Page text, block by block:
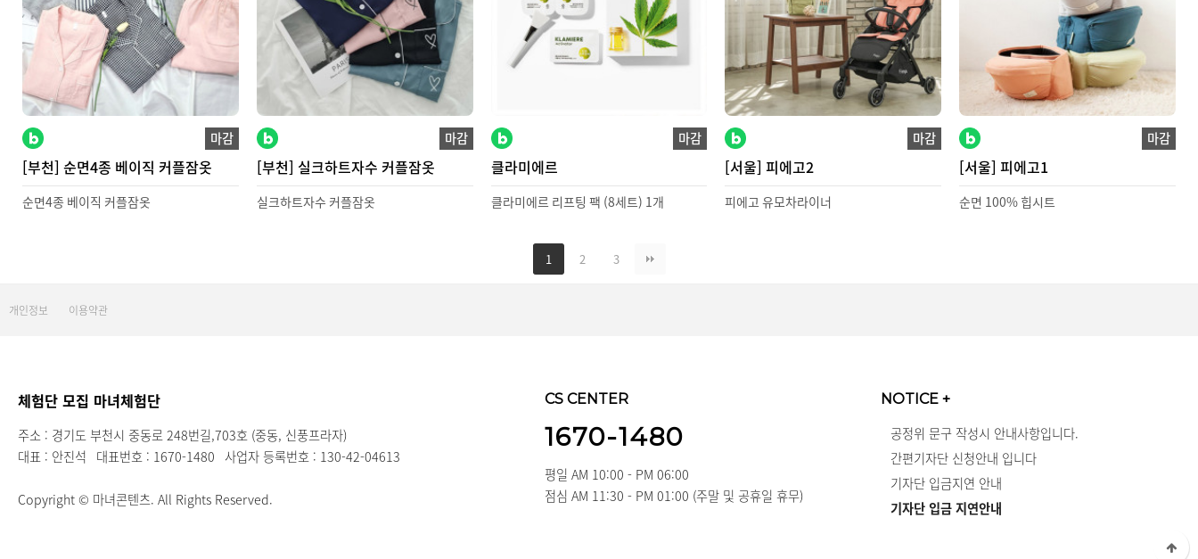
마감
[부천] 순면4종 베이직 커플잠옷
순면4종 베이직 커플잠옷
마감
[부천] 실크하트자수 커플잠옷
실크하트자수 커플잠옷
마감
클라미에르
클라미에르 리프팅 팩 (8세트) 1개
마감
[서울] 피에고2
피에고 유모차라이너
마감
[서울] 피에고1
순면 100% 힙시트
1 2 3
개인정보 이용약관
체험단 모집 마녀체험단
주소 : 경기도 부천시 중동로 248번길,703호 (중동, 신풍프라자)
대표 : 안진석 대표번호 : 1670-1480 사업자 등록번호 : 130-42-04613
Copyright © 마녀콘텐츠. All Rights Reserved.
CS CENTER
1670-1480
평일 AM 10:00 - PM 06:00
점심 AM 11:30 - PM 01:00 (주말 및 공휴일 휴무)
NOTICE +
공정위 문구 작성시 안내사항입니다.
간편기자단 신청안내 입니다
기자단 입금지연 안내
기자단 입금 지연안내